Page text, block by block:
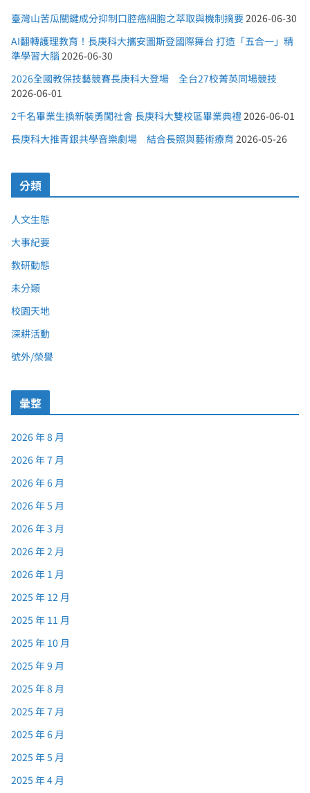
臺灣山苦瓜關鍵成分抑制口腔癌細胞之萃取與機制摘要 2026-06-30
AI翻轉護理教育！長庚科大攜安圖斯登國際舞台 打造「五合一」精
準學習大腦 2026-06-30
2026全國教保技藝競賽長庚科大登場 全台27校菁英同場競技
2026-06-01
2千名畢業生換新裝勇闖社會 長庚科大雙校區畢業典禮 2026-06-01
長庚科大推青銀共學音樂劇場 結合長照與藝術療育 2026-05-26
分類
人文生態
大事紀要
教研動態
未分類
校園天地
深耕活動
號外/榮譽
彙整
2026 年 8 月
2026 年 7 月
2026 年 6 月
2026 年 5 月
2026 年 3 月
2026 年 2 月
2026 年 1 月
2025 年 12 月
2025 年 11 月
2025 年 10 月
2025 年 9 月
2025 年 8 月
2025 年 7 月
2025 年 6 月
2025 年 5 月
2025 年 4 月